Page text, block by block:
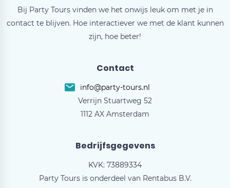
Bij Party Tours vinden we het onwijs leuk om met je in
contact te blijven. Hoe interactiever we met de klant kunnen
zijn, hoe beter!
Contact
info@party-tours.nl
Verrijn Stuartweg 52
1112 AX Amsterdam
Bedrijfsgegevens
KVK: 73889334
Party Tours is onderdeel van Rentabus B.V.